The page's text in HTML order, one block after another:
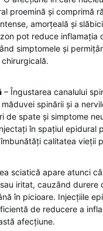
proemină și comprimă
amorțeală și
pot reduce inflamația
simptomele și
– Îngustarea canalului
spinării și a
de spate și simptome
în spațiul epidural
calitatea vieții
sciatică apare atunci
iritat, cauzând durere
în picioare. Injecțiile
de reducere a
afecțiune.